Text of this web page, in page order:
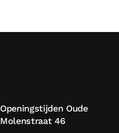
Openingstijden Oude
Molenstraat 46